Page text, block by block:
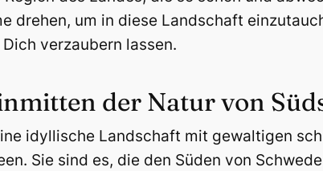
drehen, um in diese Landschaft
verzaubern lassen.
der Natur von
idyllische Landschaft mit gewaltigen
Sie sind es, die den Süden von